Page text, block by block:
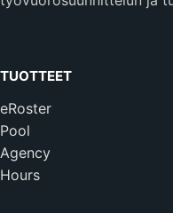
TUOTTEET
eRoster
Pool
Agency
Hours